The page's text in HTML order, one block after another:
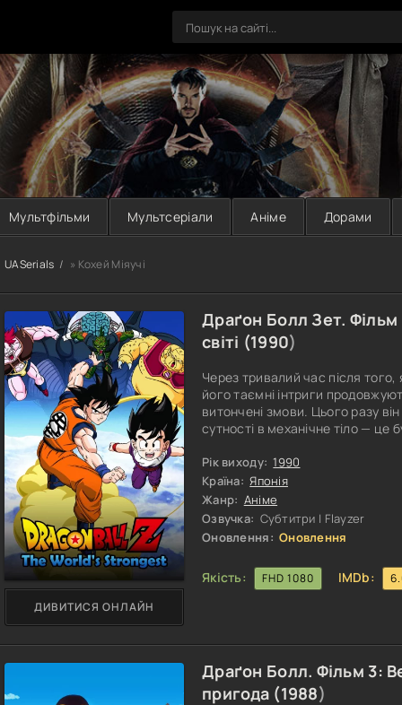
Мультфільми Мультсеріали Аніме Дорами
UASerials » Кохей Міяучі
Драґон Болл Зет.
світі (1990)
Через тривалий час після того,
його таємні інтриги
витончені змови. Цього разу
сутності в механічне тіло — це
пересадки своєї свідомості, і
у світі. Молодий чемпіон
Рік виходу: 1990
Країна: Японія
Жанр: Аніме
Озвучка: Субтитри | Flayzer
Оновлення: Оновлення
Якість: FHD 1080 IMDb:
ДИВИТИСЯ ОНЛАЙН
Драґон Болл. Фільм 3:
пригода (1988)